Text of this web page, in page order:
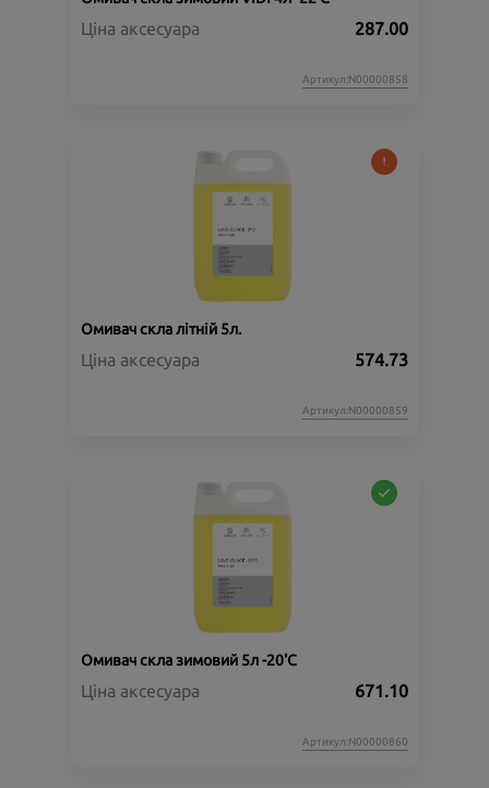
Ціна аксесуара 287.00
Артикул:N00000858
Омивач скла літній 5л.
Ціна аксесуара 574.73
Артикул:N00000859
Омивач скла зимовий 5л -20'C
Ціна аксесуара 671.10
Артикул:N00000860